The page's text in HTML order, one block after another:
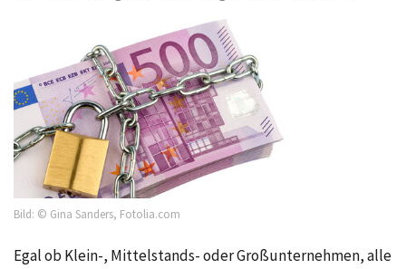
Bild: © Gina Sanders, Fotolia.com
Egal ob Klein-, Mittelstands- oder Großunternehmen, alle